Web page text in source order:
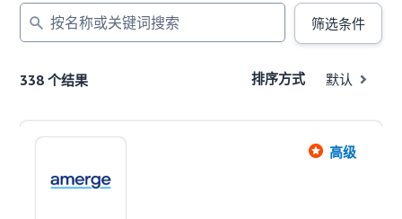
按
名
关
词
筛选条件
338 个结果 排序方式 默认
高级